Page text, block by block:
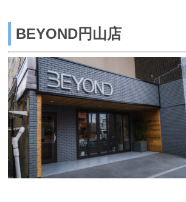
BEYOND円山店